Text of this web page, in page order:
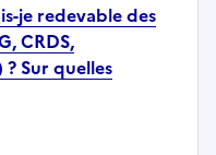
je redevable des
CRDS,
Sur quelles